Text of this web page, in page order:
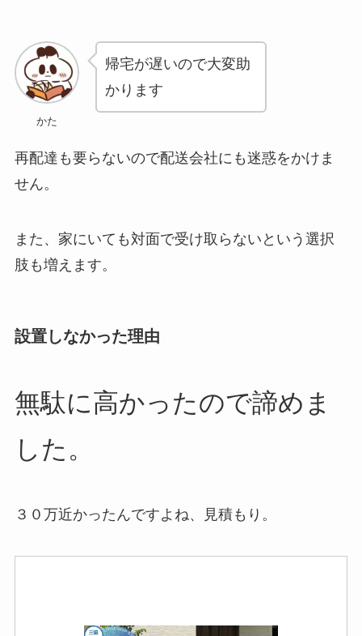
かた
帰宅が遅いので大変助
かります
再配達も要らないので配送会社にも迷惑をかけま
せん。
また、家にいても対面で受け取らないという選択
肢も増えます。
設置しなかった理由
無駄に高かったので諦めま
した。
３０万近かったんですよね、見積もり。